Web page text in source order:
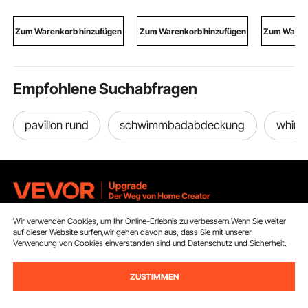
mit schwarzem
Ständer & schwarzen
Zum Warenkorb hinzufügen
aus Polyester mit
Schultergurt &
Zum Warenkorb hinzufügen Zum
Empfohlene Suchabfragen
pavillon rund schwimmbadabdeckung
Melden Sie sich für unseren Newsletter an.
E-Mail Adresse Abonnieren
Wir verwenden Cookies, um Ihr Online-Erlebnis zu verbessern.Wenn Sie weiter
auf dieser Website surfen,wir gehen davon aus, dass Sie mit unserer
Verwendung von Cookies einverstanden sind undDatenschutz und Sicherheit.
ZUSTIMMEN